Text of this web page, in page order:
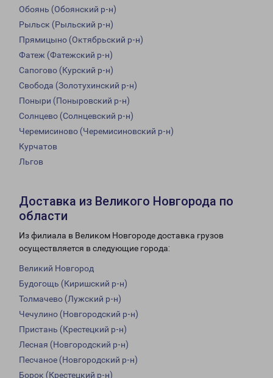
Обоянь (Обоянский р-н)
Рыльск (Рыльский р-н)
Прямицыно (Октябрьский р-н)
Фатеж (Фатежский р-н)
Сапогово (Курский р-н)
Свобода (Золотухинский р-н)
Поныри (Поныровский р-н)
Солнцево (Солнцевский р-н)
Черемисиново (Черемисиновский р-н)
Курчатов
Льгов
Доставка из Великого Новгорода по
области
Из филиала в Великом Новгороде доставка грузов
осуществляется в следующие города:
Великий Новгород
Будогощь (Киришский р-н)
Толмачево (Лужский р-н)
Чечулино (Новгородский р-н)
Пристань (Крестецкий р-н)
Лесная (Новгородский р-н)
Песчаное (Новгородский р-н)
Борок (Крестецкий р-н)